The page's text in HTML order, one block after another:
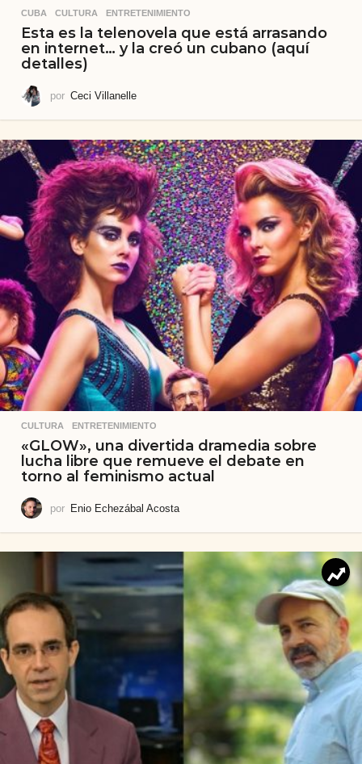
CUBA ,CULTURA ,ENTRETENIMIENTO
Esta es la telenovela que está arrasando
en internet… y la creó un cubano (aquí
detalles)
por Ceci Villanelle
CULTURA ,ENTRETENIMIENTO
«GLOW», una divertida dramedia sobre
lucha libre que remueve el debate en
torno al feminismo actual
por Enio Echezábal Acosta